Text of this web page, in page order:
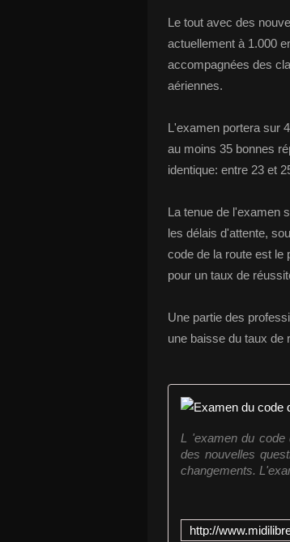
Le tout avec des
actuellement à 1.000
accompagnées des
aériennes.
L'examen portera sur
au moins 35 bonnes
identique: entre 23 et
La tenue de l'examen
les délais d'attente,
code de la route est le
pour un taux de
Une partie des
une baisse du taux de
L 'examen du code
des nouvelles
changements.